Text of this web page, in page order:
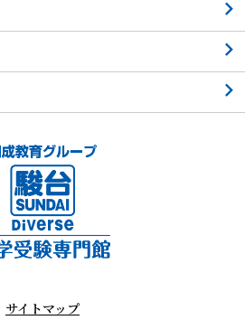
サイトマップ